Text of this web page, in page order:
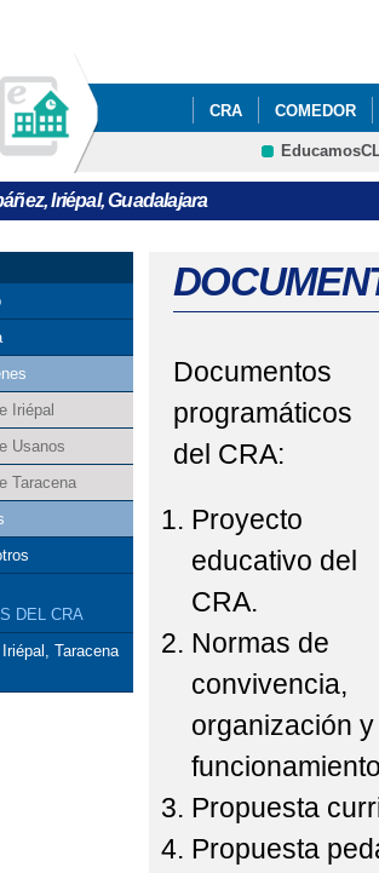
CRA COMEDOR
FESTIVIDADES/
Iriépal, Guadalajara
usted aquí
Iriépal
Usanos
Taracena
DEL CRA
Taracena
Documentos
programáticos
del CRA:
Proyecto
educativo del
CRA.
Normas de
convivencia,
organización y
Propuesta
Propuesta